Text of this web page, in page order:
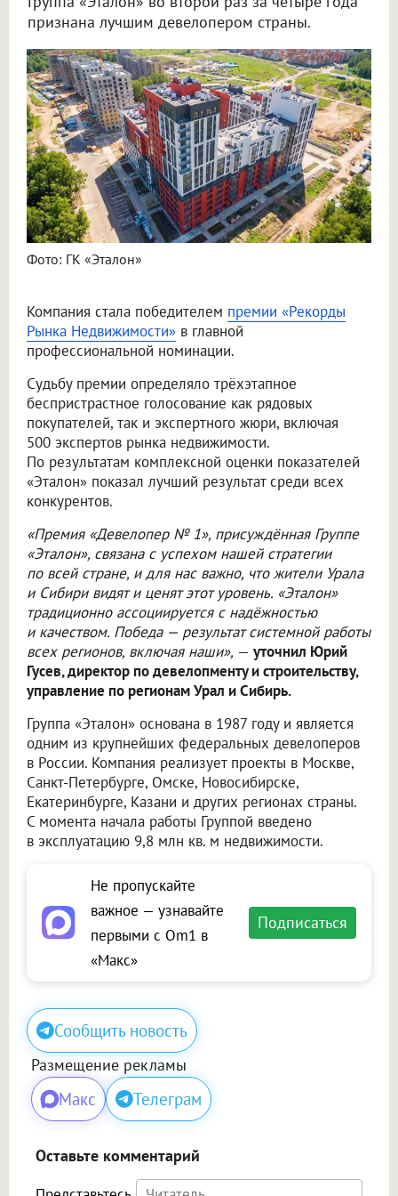
признана лучшим девелопером страны.
Фото: ГК «Эталон»
Компания стала победителем премии «Рекорды
Рынка Недвижимости» в главной
профессиональной номинации.
Судьбу премии определяло трёхэтапное
беспристрастное голосование как рядовых
покупателей, так и экспертного жюри, включая
500 экспертов рынка недвижимости.
По результатам комплексной оценки показателей
«Эталон» показал лучший результат среди всех
конкурентов.
«Премия «Девелопер № 1», присуждённая Группе
«Эталон», связана с успехом нашей стратегии
по всей стране, и для нас важно, что жители Урала
и Сибири видят и ценят этот уровень. «Эталон»
традиционно ассоциируется с надёжностью
и качеством. Победа — результат системной работы
всех регионов, включая наши», — уточнил Юрий
Гусев, директор по девелопменту и строительству,
управление по регионам Урал и Сибирь.
Группа «Эталон» основана в 1987 году и является
одним из крупнейших федеральных девелоперов
в России. Компания реализует проекты в Москве,
Санкт-Петербурге, Омске, Новосибирске,
Екатеринбурге, Казани и других регионах страны.
С момента начала работы Группой введено
в эксплуатацию 9,8 млн кв. м недвижимости.
Не пропускайте
важное — узнавайте
первыми с Om1 в
«Макс»
Подписаться
Сообщить новость
Размещение рекламы
Макс Телеграм
Оставьте комментарий